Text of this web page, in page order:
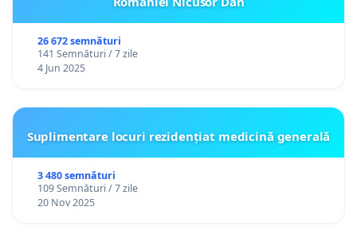
26 672 semnături
141 Semnături / 7 zile
4 Jun 2025
Suplimentare locuri rezidențiat medicină generală
3 480 semnături
109 Semnături / 7 zile
20 Nov 2025